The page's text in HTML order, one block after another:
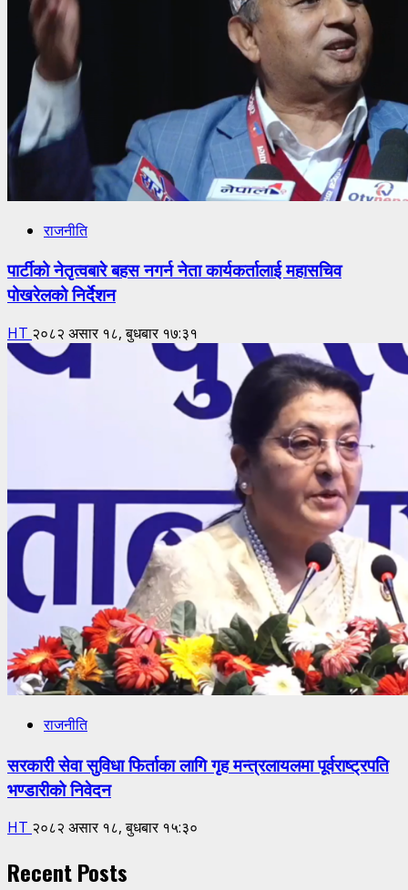
राजनीति
पार्टीको नेतृत्वबारे बहस नगर्न नेता कार्यकर्तालाई महासचिव
पोखरेलको निर्देशन
HT २०८२ असार १८, बुधबार १७:३१
राजनीति
सरकारी सेवा सुविधा फिर्ताका लागि गृह मन्त्रलायलमा पूर्वराष्ट्रपति
भण्डारीको निवेदन
HT २०८२ असार १८, बुधबार १५:३०
Recent Posts